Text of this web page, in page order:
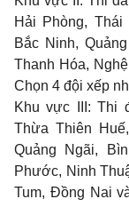
Hải Phòng,
Bắc Ninh,
Thanh Hóa,
Chọn 4 đội xếp
Khu vực III: Thi
Thừa Thiên
Quảng Ngãi,
Phước, Ninh
Tum, Đồng Nai